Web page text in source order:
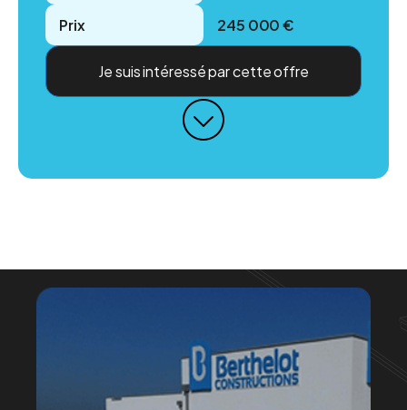
Prix 245 000 €
Je suis intéressé par cette offre